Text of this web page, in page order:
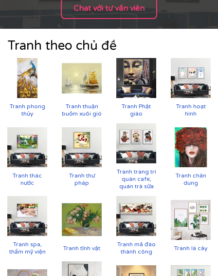
👉 Gợi ý phối hợp:
Chat với tư vấn viên
Tranh theo chủ đề
Tranh phong
thủy
Tranh thuận
buồm xuôi gió
Tranh Phật
giáo
Tranh hoạt
hình
Tranh thác
nước
Tranh thư
pháp
Tranh trang trí
quán cafe,
quán trà sữa
Tranh chân
dung
Tranh spa,
thẩm mỹ viện
Tranh tĩnh vật
Tranh mã đáo
thành công
Tranh lá cây